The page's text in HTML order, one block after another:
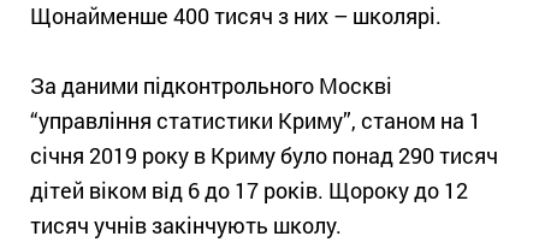
Щонайменше 400 тисяч з них – школярі.
За даними підконтрольного Москві
“управління статистики Криму”, станом на 1
січня 2019 року в Криму було понад 290 тисяч
дітей віком від 6 до 17 років. Щороку до 12
тисяч учнів закінчують школу.